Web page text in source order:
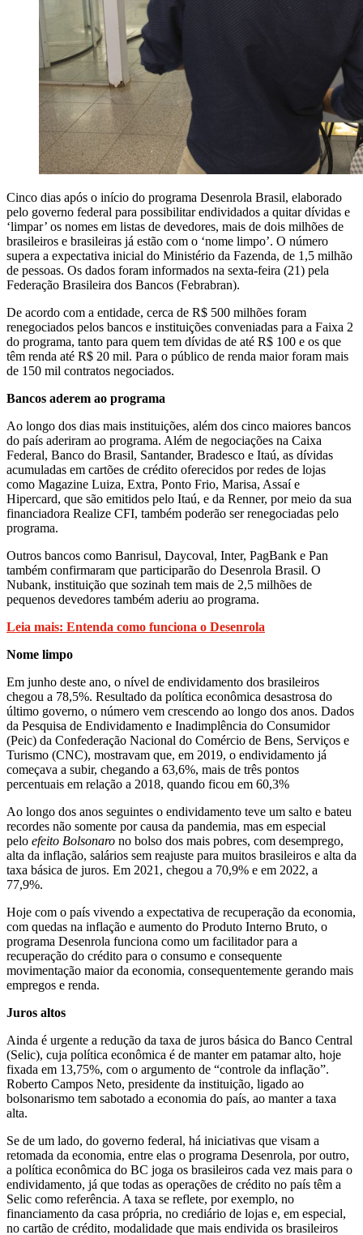
Cinco dias após o início do programa Desenrola Brasil, elaborado
pelo governo federal para possibilitar endividados a quitar dívidas e
‘limpar’ os nomes em listas de devedores, mais de dois milhões de
brasileiros e brasileiras já estão com o ‘nome limpo’. O número
supera a expectativa inicial do Ministério da Fazenda, de 1,5 milhão
de pessoas. Os dados foram informados na sexta-feira (21) pela
Federação Brasileira dos Bancos (Febrabran).
De acordo com a entidade, cerca de R$ 500 milhões foram
renegociados pelos bancos e instituições conveniadas para a Faixa 2
do programa, tanto para quem tem dívidas de até R$ 100 e os que
têm renda até R$ 20 mil. Para o público de renda maior foram mais
de 150 mil contratos negociados.
Bancos aderem ao programa
Ao longo dos dias mais instituições, além dos cinco maiores bancos
do país aderiram ao programa. Além de negociações na Caixa
Federal, Banco do Brasil, Santander, Bradesco e Itaú, as dívidas
acumuladas em cartões de crédito oferecidos por redes de lojas
como Magazine Luiza, Extra, Ponto Frio, Marisa, Assaí e
Hipercard, que são emitidos pelo Itaú, e da Renner, por meio da sua
financiadora Realize CFI, também poderão ser renegociadas pelo
programa.
Outros bancos como Banrisul, Daycoval, Inter, PagBank e Pan
também confirmaram que participarão do Desenrola Brasil. O
Nubank, instituição que sozinah tem mais de 2,5 milhões de
pequenos devedores também aderiu ao programa.
Leia mais: Entenda como funciona o Desenrola
Nome limpo
Em junho deste ano, o nível de endividamento dos brasileiros
chegou a 78,5%. Resultado da política econômica desastrosa do
último governo, o número vem crescendo ao longo dos anos. Dados
da Pesquisa de Endividamento e Inadimplência do Consumidor
(Peic) da Confederação Nacional do Comércio de Bens, Serviços e
Turismo (CNC), mostravam que, em 2019, o endividamento já
começava a subir, chegando a 63,6%, mais de três pontos
percentuais em relação a 2018, quando ficou em 60,3%
Ao longo dos anos seguintes o endividamento teve um salto e bateu
recordes não somente por causa da pandemia, mas em especial
pelo efeito Bolsonaro no bolso dos mais pobres, com desemprego,
alta da inflação, salários sem reajuste para muitos brasileiros e alta da
taxa básica de juros. Em 2021, chegou a 70,9% e em 2022, a
77,9%.
Hoje com o país vivendo a expectativa de recuperação da economia,
com quedas na inflação e aumento do Produto Interno Bruto, o
programa Desenrola funciona como um facilitador para a
recuperação do crédito para o consumo e consequente
movimentação maior da economia, consequentemente gerando mais
empregos e renda.
Juros altos
Ainda é urgente a redução da taxa de juros básica do Banco Central
(Selic), cuja política econômica é de manter em patamar alto, hoje
fixada em 13,75%, com o argumento de “controle da inflação”.
Roberto Campos Neto, presidente da instituição, ligado ao
bolsonarismo tem sabotado a economia do país, ao manter a taxa
alta.
Se de um lado, do governo federal, há iniciativas que visam a
retomada da economia, entre elas o programa Desenrola, por outro,
a política econômica do BC joga os brasileiros cada vez mais para o
endividamento, já que todas as operações de crédito no país têm a
Selic como referência. A taxa se reflete, por exemplo, no
financiamento da casa própria, no crediário de lojas e, em especial,
no cartão de crédito, modalidade que mais endivida os brasileiros